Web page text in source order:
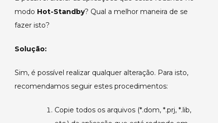
HotStandBy.
modo Hot-Standby? Qual a melhor maneira de se
fazer isto?
Solução:
Sim, é possível realizar qualquer alteração. Para isto,
recomendamos seguir estes procedimentos:
Copie todos os arquivos (*.dom, *.prj, *.lib,